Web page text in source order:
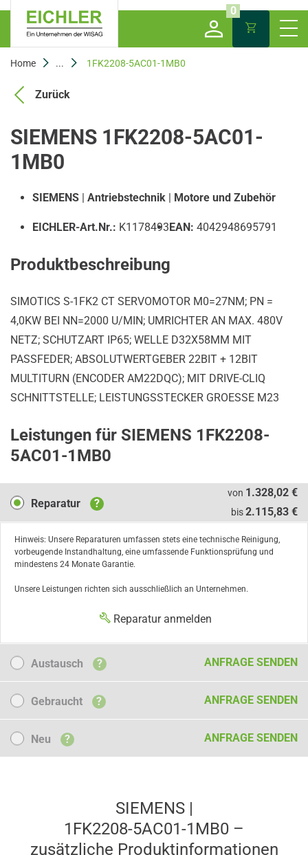
0
Home ... 1FK2208-5AC01-1MB0
Zurück
SIEMENS 1FK2208-5AC01-
1MB0
SIEMENS | Antriebstechnik | Motore und Zubehör
EICHLER-Art.Nr.: K1178493EAN: 4042948695791
Produktbeschreibung
SIMOTICS S-1FK2 CT SERVOMOTOR M0=27NM; PN =
4,0KW BEI NN=2000 U/MIN; UMRICHTER AN MAX. 480V
NETZ; SCHUTZART IP65; WELLE D32X58MM MIT
PASSFEDER; ABSOLUTWERTGEBER 22BIT + 12BIT
MULTITURN (ENCODER AM22DQC); MIT DRIVE-CLIQ
SCHNITTSTELLE; LEISTUNGSSTECKER GROESSE M23
Leistungen für SIEMENS 1FK2208-
5AC01-1MB0
Reparatur
Reparatur ?
von 1.328,02 €
bis2.115,83 €
Hinweis: Unsere Reparaturen umfassen stets eine technische Reinigung,
vorbeugende Instandhaltung, eine umfassende Funktionsprüfung und
mindestens 24 Monate Garantie.
Unsere Leistungen richten sich ausschließlich an Unternehmen.
Reparatur anmelden
Austausch
Austausch ? ANFRAGE SENDEN
Gebraucht
Gebraucht ? ANFRAGE SENDEN
NeuNeu ? ANFRAGE SENDEN
SIEMENS |
1FK2208-5AC01-1MB0 –
zusätzliche Produkt­informationen